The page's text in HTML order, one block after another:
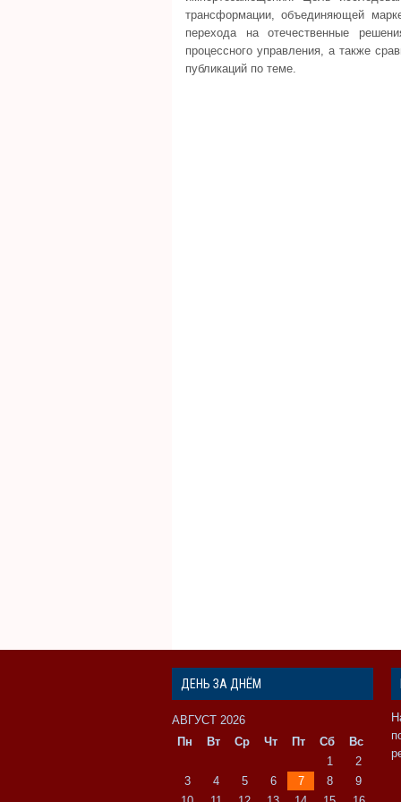
трансформации, объединяющей
перехода на отечественные
процессного управления, а также
публикаций по теме.
ДЕНЬ ЗА ДНЁМ
АВГУСТ 2026
Пн
Вт Ср Чт Пт Сб
Вс
1
2
3
4 5 6 7 8
9